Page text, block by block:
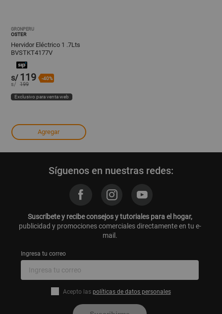
GRONPERU
OSTER
Hervidor Eléctrico 1 .7Lts
BVSTKT4177V
s/ 119 -40%
s/ 199
Exclusivo para venta web
Agregar
Síguenos en nuestras redes:
Suscríbete y recibe consejos y tutoriales para el hogar,
publicidad y promociones comerciales directamente en tu e-
mail.
Ingresa tu correo
Acepto las políticas de datos personales